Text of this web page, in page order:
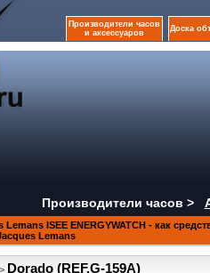
Производители часов
и аксессуаров
Доска
Производители часов >
ISEE ENERGYWATCH - как
Lemans
Dorado (REF.G-159A)